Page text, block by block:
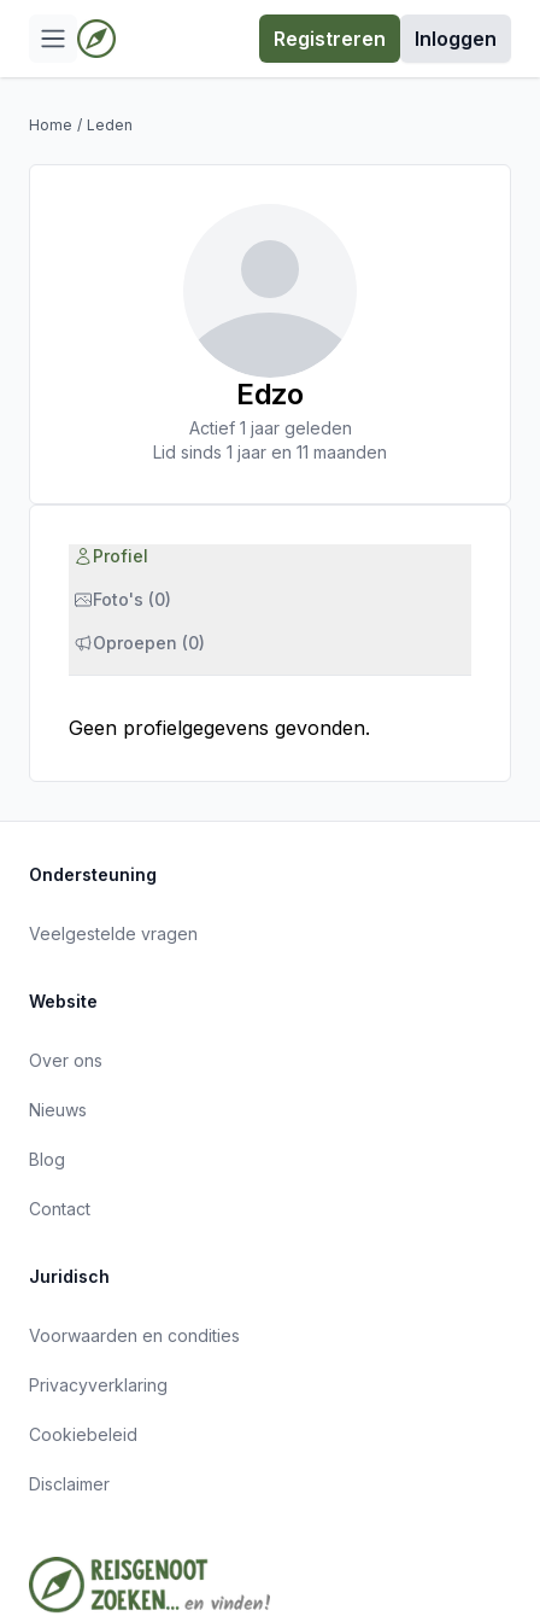
Registreren Inloggen
Home / Leden
Edzo
Actief 1 jaar geleden
Lid sinds 1 jaar en 11 maanden
Profiel
Foto's (0)
Oproepen (0)
Geen profielgegevens gevonden.
Ondersteuning
Veelgestelde vragen
Website
Over ons
Nieuws
Blog
Contact
Juridisch
Voorwaarden en condities
Privacyverklaring
Cookiebeleid
Disclaimer